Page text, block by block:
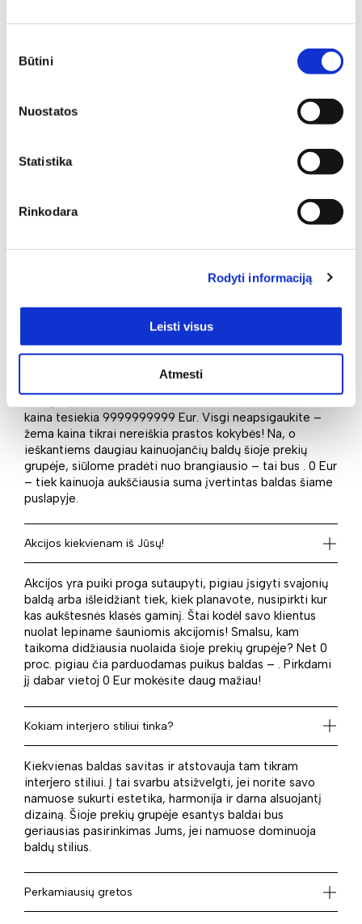
pasirinkimas
Būtini
Nuostatos
Statistika
Rinkodara
Rodyti informaciją
Leisti visus
Atmesti
bei, žinoma, aukštos kokybės baldai, tai Kėdė fotelis
tikrai verti dėmesio. Pasižvalgykite po asortimentą ir
namams. Puslapyje yra 1 prekių, besiskiriančių savo
Ne paslaptis, jog pirkėjai turi skirtingą perkamąją galią:
vieni tos pačios paskirties baldui gali išleisti daugiau, o
kaina tesiekia 9999999999 Eur. Visgi neapsigaukite –
žema kaina tikrai nereiškia prastos kokybės! Na, o
ieškantiems daugiau kainuojančių baldų šioje prekių
grupėje, siūlome pradėti nuo brangiausio – tai bus . 0 Eur
– tiek kainuoja aukščiausia suma įvertintas baldas šiame
puslapyje.
Akcijos kiekvienam iš Jūsų!
Akcijos yra puiki proga sutaupyti, pigiau įsigyti svajonių
baldą arba išleidžiant tiek, kiek planavote, nusipirkti kur
kas aukštesnės klasės gaminį. Štai kodėl savo klientus
nuolat lepiname šauniomis akcijomis! Smalsu, kam
taikoma didžiausia nuolaida šioje prekių grupėje? Net 0
proc. pigiau čia parduodamas puikus baldas – . Pirkdami
jį dabar vietoj 0 Eur mokėsite daug mažiau!
Kokiam interjero stiliui tinka?
Kiekvienas baldas savitas ir atstovauja tam tikram
interjero stiliui. Į tai svarbu atsižvelgti, jei norite savo
namuose sukurti estetika, harmonija ir darna alsuojantį
dizainą. Šioje prekių grupėje esantys baldai bus
geriausias pasirinkimas Jums, jei namuose dominuoja
baldų stilius.
Perkamiausių gretos